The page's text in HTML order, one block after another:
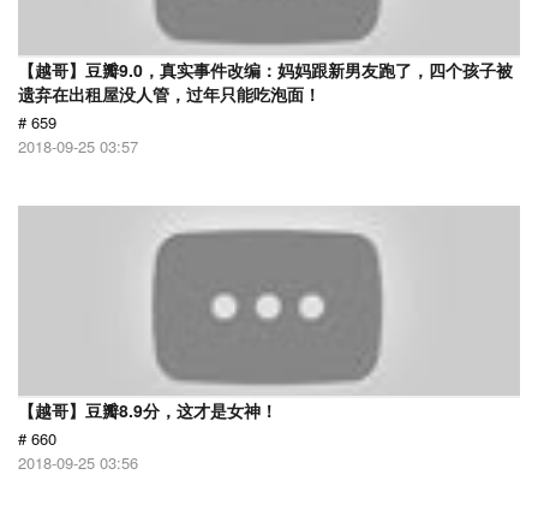
【越哥】豆瓣9.0，真实事件改编：妈妈跟新男友跑了，四个孩子被
遗弃在出租屋没人管，过年只能吃泡面！
# 659
2018-09-25 03:57
【越哥】豆瓣8.9分，这才是女神！
# 660
2018-09-25 03:56